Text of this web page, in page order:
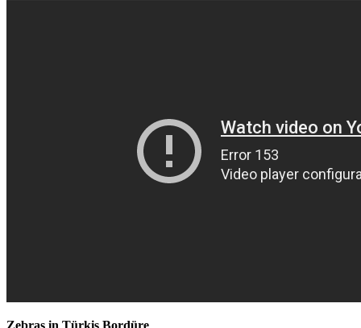
Zebras in Türkis Bordüre